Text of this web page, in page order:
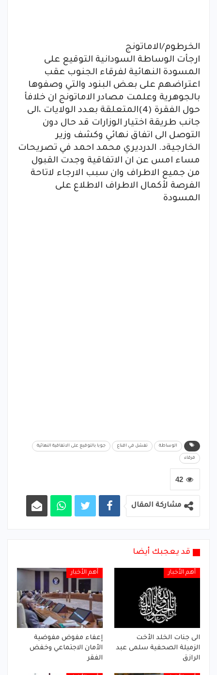
الخرطوم/الاماتونج
ارجأت الوساطة السودانية التوقيع على
المسودة النهائية لفرقاء الجنوب عقب
اعتراضهم على بعض البنود والتي وصفوها
بالجوهرية وعلمت مصادر الاماتونج ان خلافأ
حول الفقرة (4)المتعلقة بعدد الولايات ،الى
جانب طريقة اختيار الوزارات قد حال دون
التوصل الى اتفاق نهائي وكشف وزير
الخارجيةد. الدرديري محمد احمد في تصريحات
مساء امس عن ان الاتفاقية وجدت القبول
من جميع الاطراف وان سبب الارجاء لاتاحة
الفرصة لأكمال الاطراف الاطلاع على
المسودة
الوساطة تفشل في اقناع جوبا بالتوقيع على الاتفاقية النهائية
فرقاء
42
مشاركة المقال
قد يعجبك أيضا
أهم الأخبار
الى جنات الخلد الأخت
الزميلة الصحفية سلمى عبد
الرازق
أهم الأخبار
إعفاء مفوض مفوضية
الأمان الاجتماعي وخفض
الفقر